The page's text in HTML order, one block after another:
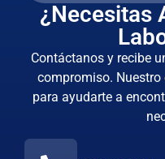
¿Necesitas
Contáctanos y recibe
compromiso.
para ayudarte a